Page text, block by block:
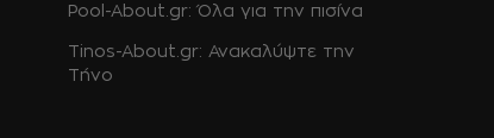
Pool-About.gr: Όλα για την πισίνα
Tinos-About.gr: Ανακαλύψτε την
Τήνο